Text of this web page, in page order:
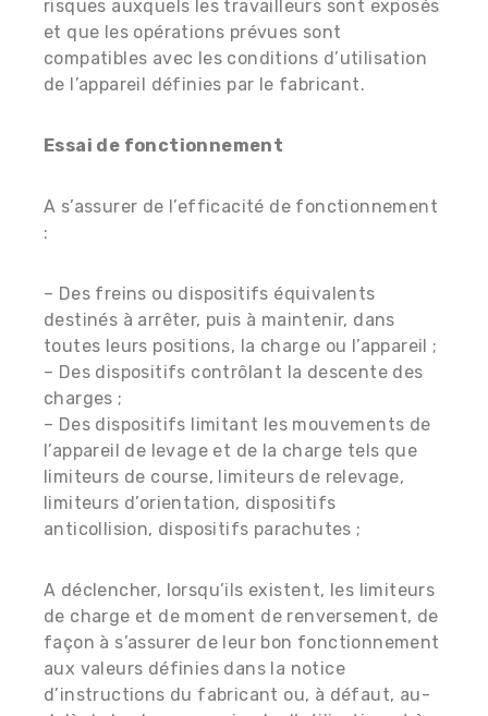
risques auxquels les travailleurs sont exposés
et que les opérations prévues sont
compatibles avec les conditions d’utilisation
de l’appareil définies par le fabricant.
Essai de fonctionnement
A s’assurer de l’efficacité de fonctionnement
:
– Des freins ou dispositifs équivalents
destinés à arrêter, puis à maintenir, dans
toutes leurs positions, la charge ou l’appareil ;
– Des dispositifs contrôlant la descente des
charges ;
– Des dispositifs limitant les mouvements de
l’appareil de levage et de la charge tels que
limiteurs de course, limiteurs de relevage,
limiteurs d’orientation, dispositifs
anticollision, dispositifs parachutes ;
A déclencher, lorsqu’ils existent, les limiteurs
de charge et de moment de renversement, de
façon à s’assurer de leur bon fonctionnement
aux valeurs définies dans la notice
d’instructions du fabricant ou, à défaut, au-